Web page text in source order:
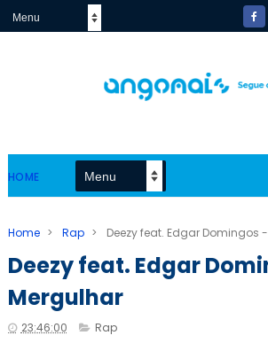
HOME
Home > Rap > Deezy feat. Edgar Domingos
Deezy feat. Edgar
Mergulhar
23:46:00 Rap